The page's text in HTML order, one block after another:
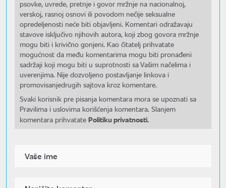
psovke, uvrede, pretnje i govor mržnje na nacionalnoj,
verskoj, rasnoj osnovi ili povodom nečije seksualne
opredeljenosti neće biti objavljeni. Komentari odražavaju
stavove isključivo njihovih autora, koji zbog govora mržnje
mogu biti i krivično gonjeni. Kao čitatelj prihvatate
mogućnost da među komentarima mogu biti pronađeni
sadržaji koji mogu biti u suprotnosti sa Vašim načelima i
uverenjima. Nije dozvoljeno postavljanje linkova i
promovisanjedrugih sajtova kroz komentare.
Svaki korisnik pre pisanja komentara mora se upoznati sa
Pravilima i uslovima korišćenja komentara. Slanjem
komentara prihvatate Politiku privatnosti.